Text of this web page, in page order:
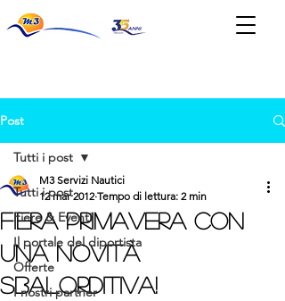
Post
Tutti i post
Fiere & Eventi
Il portale del diportista
Offerte
I nostri partner
Tutti i post
FIERA PRIMAVERA CON
UNA NOVITÀ
SBALORDITIVA!
M3 Servizi Nautici
12 mar 2012 Tempo di lettura: 2 min